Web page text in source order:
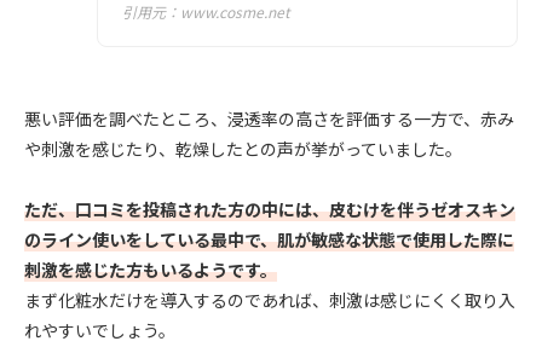
引用元： www.cosme.net
悪い評価を調べたところ、浸透率の高さを評価する一方で、赤み
や刺激を感じたり、乾燥したとの声が挙がっていました。
ただ、口コミを投稿された方の中には、皮むけを伴うゼオスキン
のライン使いをしている最中で、肌が敏感な状態で使用した際に
刺激を感じた方もいるようです。
まず化粧水だけを導入するのであれば、刺激は感じにくく取り入
れやすいでしょう。